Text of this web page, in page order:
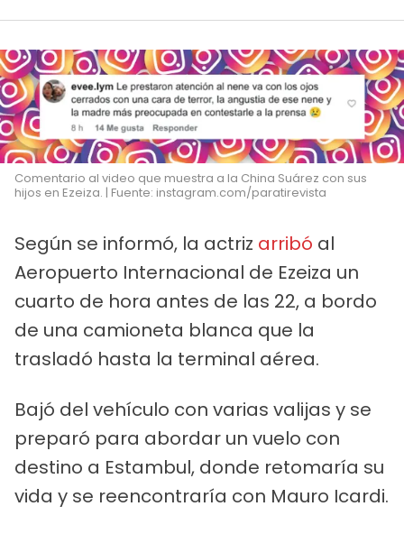
Comentario al video que muestra a la China Suárez con sus
hijos en Ezeiza. | Fuente: instagram.com/paratirevista
Según se informó, la actriz arribó al
Aeropuerto Internacional de Ezeiza un
cuarto de hora antes de las 22, a bordo
de una camioneta blanca que la
trasladó hasta la terminal aérea.
Bajó del vehículo con varias valijas y se
preparó para abordar un vuelo con
destino a Estambul, donde retomaría su
vida y se reencontraría con Mauro Icardi.